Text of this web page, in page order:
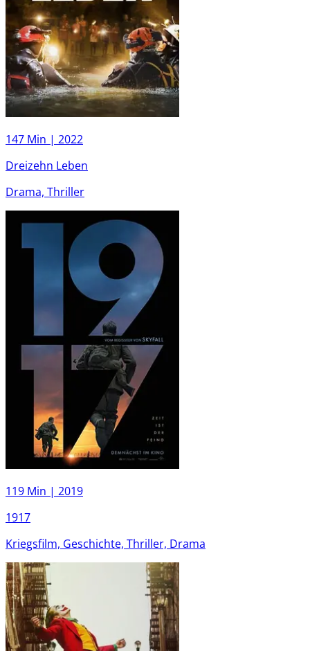
147 Min | 2022
Dreizehn Leben
Drama, Thriller
119 Min | 2019
1917
Kriegsfilm, Geschichte, Thriller, Drama